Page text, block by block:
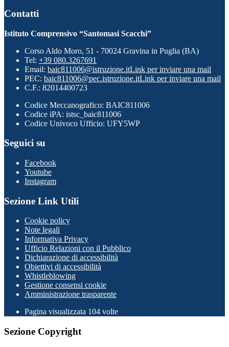
Contatti
Istituto Comprensivo “Santomasi Scacchi”
Corso Aldo Moro, 51 - 70024 Gravina in Puglia (BA)
Tel: +39 080.3267691
Email: baic811006@istruzione.itLink per inviare una mail
PEC: baic811006@pec.istruzione.itLink per inviare una mail
C.F.: 82014400723
Codice Meccanografico: BAIC811006
Codice iPA: istsc_baic811006
Codice Univoco Ufficio: UFY5WP
Seguici su
Facebook
Youtube
Instagram
Sezione Link Utili
Cookie policy
Note legali
Informativa Privacy
Ufficio Relazioni con il Pubblico
Dichiarazione di accessibilità
Obiettivi di accessibilità
Whistleblowing
Gestione consensi cookie
Amministrazione trasparente
Pagina visualizzata 104 volte
Sezione Copyright